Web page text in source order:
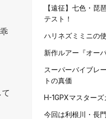
【遠征】七色・琵
テスト！
ハリネズミミニの
新作ルアー『オー
スーパーバイブレ
トの真価
H-1GPXマスター
今回は利根川・長